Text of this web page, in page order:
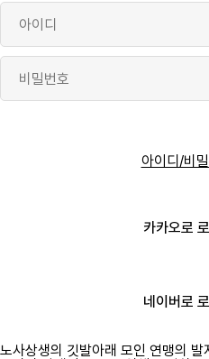
아이디/비
카카오로
네이버로
노사상생의 깃발아래 모인 연맹의 발